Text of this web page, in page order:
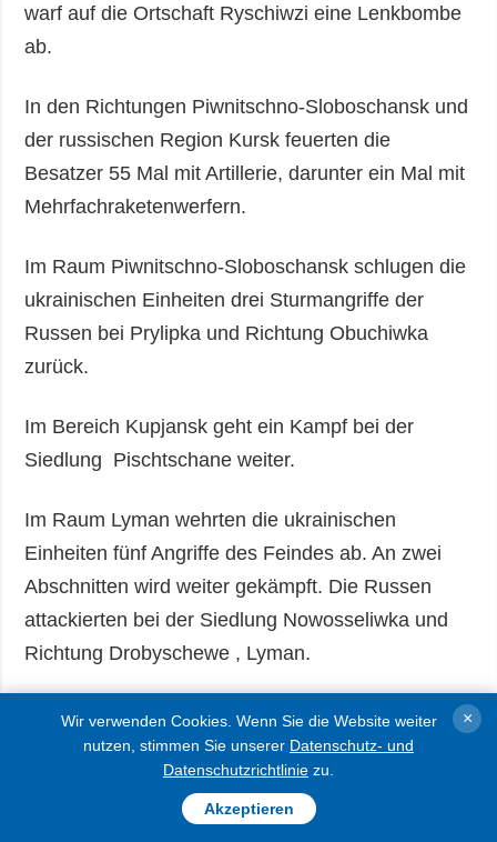
warf auf die Ortschaft Ryschiwzi eine Lenkbombe
ab.
In den Richtungen Piwnitschno-Sloboschansk und
der russischen Region Kursk feuerten die
Besatzer 55 Mal mit Artillerie, darunter ein Mal mit
Mehrfachraketenwerfern.
Im Raum Piwnitschno-Sloboschansk schlugen die
ukrainischen Einheiten drei Sturmangriffe der
Russen bei Prylipka und Richtung Obuchiwka
zurück.
Im Bereich Kupjansk geht ein Kampf bei der
Siedlung Pischtschane weiter.
Im Raum Lyman wehrten die ukrainischen
Einheiten fünf Angriffe des Feindes ab. An zwei
Abschnitten wird weiter gekämpft. Die Russen
attackierten bei der Siedlung Nowosseliwka und
Richtung Drobyschewe , Lyman.
Im Bereich Slowjansk schlugen die ukrainischen
Einheiten vier feindliche Angriffe zurück. Die
Invasoren versuchten bei den Siedlungen
Serebrjanka, Droniwka, Siwersk vorzustoßen. Ein
Wir verwenden Cookies. Wenn Sie die Website weiter
nutzen, stimmen Sie unserer Datenschutz- und
Datenschutzrichtlinie zu.
Akzeptieren
×